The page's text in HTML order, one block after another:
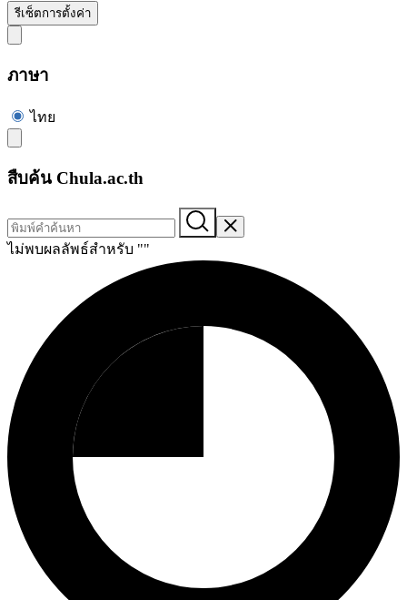
รีเซ็ตการตั้งค่า
ภาษา
ไทย
สืบค้น Chula.ac.th
ไม่พบผลลัพธ์สำหรับ ""